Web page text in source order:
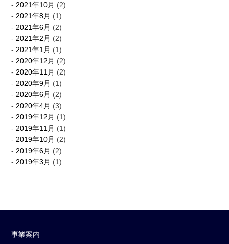
2021年10月 (2)
2021年8月 (1)
2021年6月 (2)
2021年2月 (2)
2021年1月 (1)
2020年12月 (2)
2020年11月 (2)
2020年9月 (1)
2020年6月 (2)
2020年4月 (3)
2019年12月 (1)
2019年11月 (1)
2019年10月 (2)
2019年6月 (2)
2019年3月 (1)
事業案内